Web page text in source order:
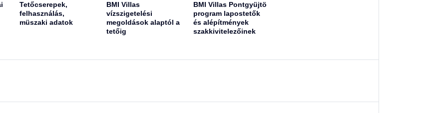
Tetőcserepek,
felhasználás,
müszaki adatok
BMI Villas
vízszigetelési
megoldások alaptól a
tetőig
BMI Villas Pontgyüjtö
program lapostetők
és alépítmények
szakkivitelezőinek